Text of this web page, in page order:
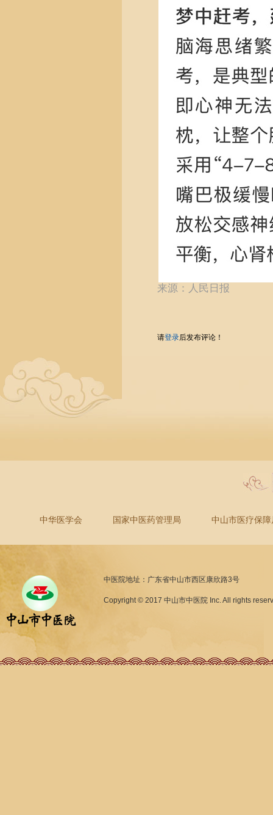
来源：人民日报
请登录后发布评论！
中华医学会 国家中医药管理局 中山市医疗保障
中医院地址：广东省中山市西区康欣路3号
Copyright © 2017 中山市中医院 Inc. All rights